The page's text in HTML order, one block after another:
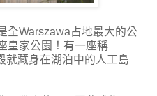
全Warszawa占地最大的公
皇家公園！有一座稱
就藏身在湖泊中的人工島